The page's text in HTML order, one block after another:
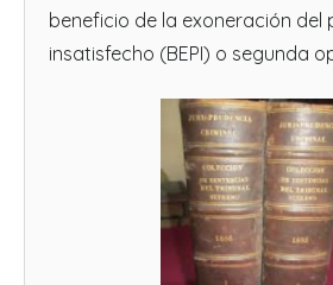
beneficio de la exoneración del
insatisfecho (BEPI) o segunda